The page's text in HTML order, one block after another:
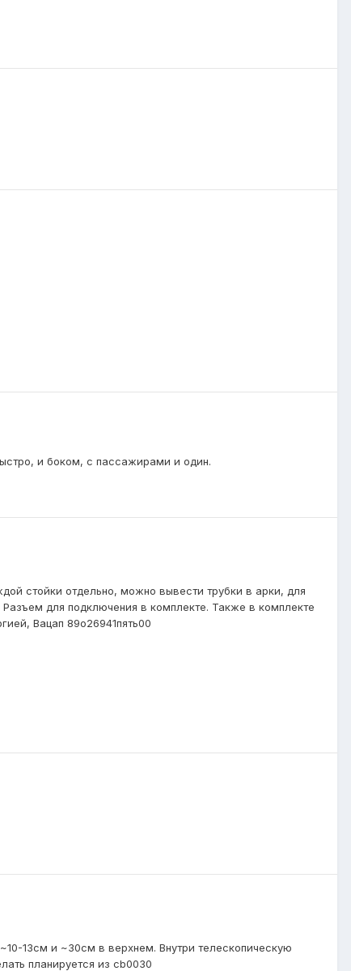
и боком, с пассажирами и один.
стойки отдельно, можно вывести трубки в арки, для
для подключения в комплекте. Также в комплекте
Вацап 89о26941пять00
13см и ~30см в верхнем. Внутри телескопическую
планируется из cb0030